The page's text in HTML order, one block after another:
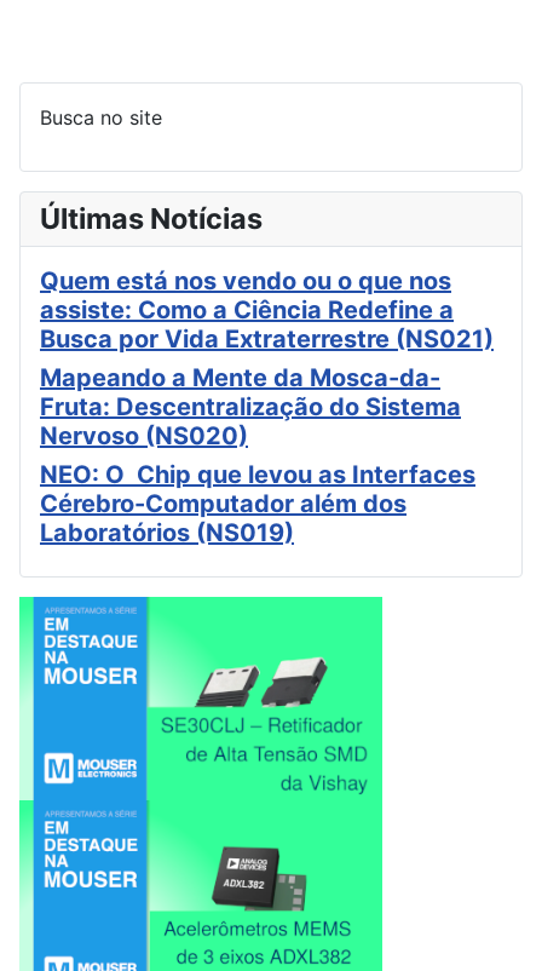
Busca no site
Últimas Notícias
Quem está nos vendo ou o que nos
assiste: Como a Ciência Redefine a
Busca por Vida Extraterrestre (NS021)
Mapeando a Mente da Mosca-da-
Fruta: Descentralização do Sistema
Nervoso (NS020)
NEO: O Chip que levou as Interfaces
Cérebro-Computador além dos
Laboratórios (NS019)